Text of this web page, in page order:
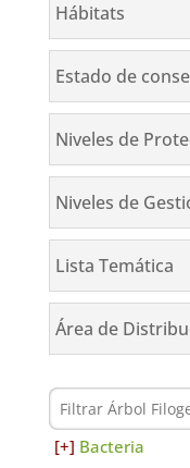
Hábitats
Estado de
Niveles de
Niveles de
Lista Temática
Área de
Bacteria